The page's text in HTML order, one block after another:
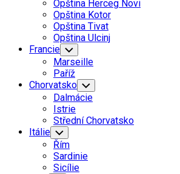
Opština Herceg Novi
Opština Kotor
Opština Tivat
Opština Ulcinj
Francie Toggle
Child
Menu
Marseille
Paříž
Chorvatsko Toggle
Child
Menu
Dalmácie
Istrie
Střední Chorvatsko
Itálie Toggle
Child
Menu
Řím
Sardinie
Sicílie